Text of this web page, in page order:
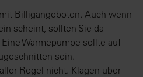
Billigangeboten. Auch wenn
scheint, sollten Sie da
Wärmepumpe sollte auf
sein.
Regel nicht. Klagen über